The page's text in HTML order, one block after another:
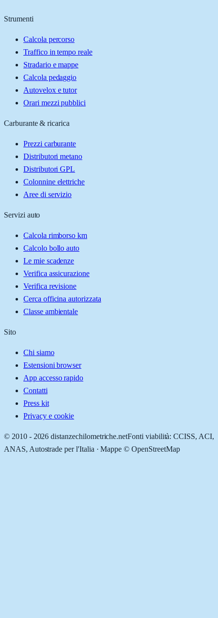
Strumenti
Calcola percorso
Traffico in tempo reale
Stradario e mappe
Calcola pedaggio
Autovelox e tutor
Orari mezzi pubblici
Carburante & ricarica
Prezzi carburante
Distributori metano
Distributori GPL
Colonnine elettriche
Aree di servizio
Servizi auto
Calcola rimborso km
Calcolo bollo auto
Le mie scadenze
Verifica assicurazione
Verifica revisione
Cerca officina autorizzata
Classe ambientale
Sito
Chi siamo
Estensioni browser
App accesso rapido
Contatti
Press kit
Privacy e cookie
© 2010 - 2026 distanzechilometriche.netFonti viabilità: CCISS, ACI,
ANAS, Autostrade per l'Italia · Mappe © OpenStreetMap